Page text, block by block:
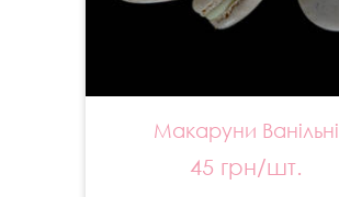
Макаруни Ванільні
45 грн/шт.